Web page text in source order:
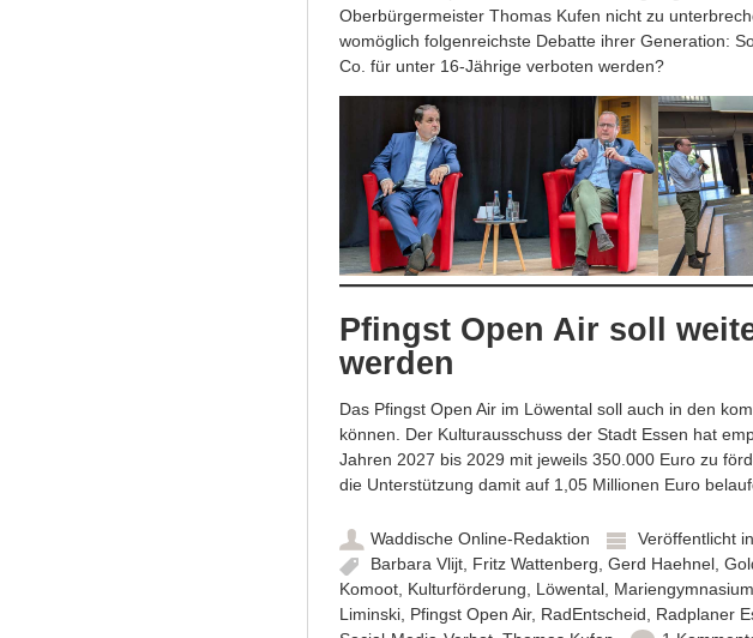
Oberbürgermeister Thomas Kufen nicht zu
womöglich folgenreichste Debatte ihrer Generation:
Co. für unter 16-Jährige verboten werden?
Pfingst Open Air soll
werden
Das Pfingst Open Air im Löwental soll auch in den
können. Der Kulturausschuss der Stadt Essen hat
Jahren 2027 bis 2029 mit jeweils 350.000 Euro zu
die Unterstützung damit auf 1,05 Millionen Euro
Waddische Online-Redaktion Veröffentlicht in
Barbara Vlijt, Fritz Wattenberg Gerd Haehnel,
Komoot, Kulturförderung Löwental, Mariengymnasium
Liminski, Pfingst Open Air, RadEntscheid Radplaner